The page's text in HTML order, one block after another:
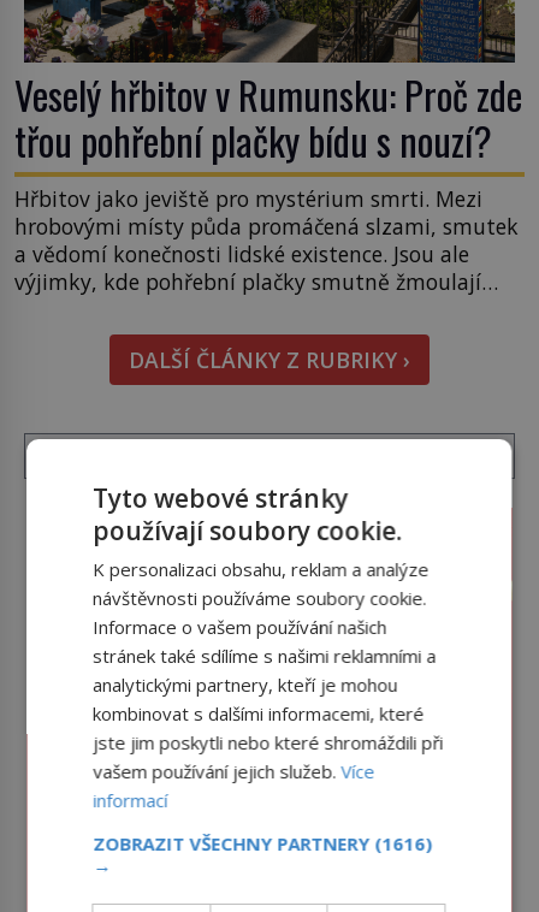
Veselý hřbitov v Rumunsku: Proč zde
třou pohřební plačky bídu s nouzí?
Hřbitov jako jeviště pro mystérium smrti. Mezi
hrobovými místy půda promáčená slzami, smutek
a vědomí konečnosti lidské existence. Jsou ale
výjimky, kde pohřební plačky smutně žmoulají
pohledu na výši vyměřené podpory
v nezaměstnanosti. Kam vás pozveme? Unikátní
hřbitov, který si vysloužil název „Veselý“, najdeme
DALŠÍ ČLÁNKY Z RUBRIKY ›
Tyto webové stránky
používají soubory cookie.
K personalizaci obsahu, reklam a analýze
návštěvnosti používáme soubory cookie.
Informace o vašem používání našich
stránek také sdílíme s našimi reklamními a
analytickými partnery, kteří je mohou
kombinovat s dalšími informacemi, které
jste jim poskytli nebo které shromáždili při
vašem používání jejich služeb.Více
informací
ZOBRAZIT VŠECHNY PARTNERY (1616)
→